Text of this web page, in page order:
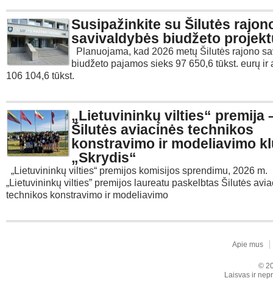
Susipažinkite su Šilutės
savivaldybės biudžeto
Planuojama, kad 2026 metų Šilutės rajono
biudžeto pajamos sieks 97 650,6 tūkst. eurų ir
106 104,6 tūkst.
„Lietuvininkų vilties“ premija
Šilutės aviacinės technikos
konstravimo ir modeliavimo
„Skrydis“
„Lietuvininkų vilties“ premijos komisijos sprendimu, 2026 m.
„Lietuvininkų vilties” premijos laureatu paskelbtas Šilutės
technikos konstravimo ir modeliavimo
Apie mus
©
Laisvas ir